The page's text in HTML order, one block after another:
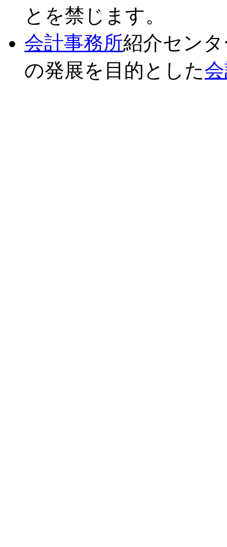
とを禁じます。
会計事務所紹介セン
の発展を目的とした